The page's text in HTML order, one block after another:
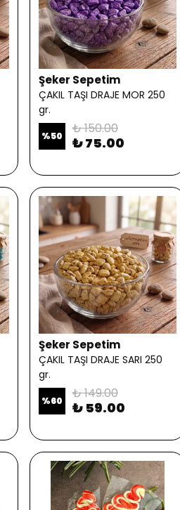
Şeker Sepetim
ÇAKIL TAŞI DRAJE MOR 250
gr.
%50 ₺ 150.00
₺ 75.00
Şeker Sepetim
ÇAKIL TAŞI DRAJE SARI 250
gr.
%60 ₺ 149.00
₺ 59.00